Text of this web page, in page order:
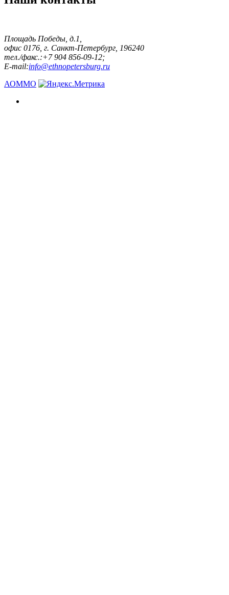
Площадь Победы, д.1,
офис 0176, г. Санкт-Петербург, 196240
тел./факс.:+7 904 856-09-12;
E-mail:info@ethnopetersburg.ru
АОММО